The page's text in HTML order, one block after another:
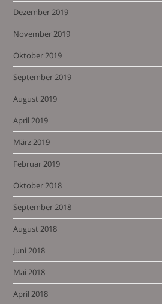
Dezember 2019
November 2019
Oktober 2019
September 2019
August 2019
April 2019
März 2019
Februar 2019
Oktober 2018
September 2018
August 2018
Juni 2018
Mai 2018
April 2018